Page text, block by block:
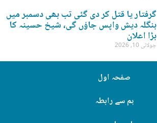
گرفتار یا قتل کر دی گئی تب بھی دسمبر میں
بنگلہ دیش واپس جاؤں گی، شیخ حسینہ کا
بڑا اعلان
جولائی 10, 2026
صفحہ اول
ہم سے رابطہ